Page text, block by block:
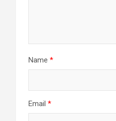
Name *
Email *